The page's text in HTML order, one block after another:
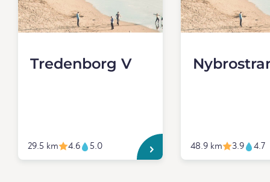
Tredenborg V
29.5 km 4.6 5.0 48.9 km 3.9 4.7